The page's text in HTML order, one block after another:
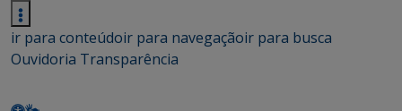
ir para conteúdoir para navegaçãoir para busca
Ouvidoria Transparência